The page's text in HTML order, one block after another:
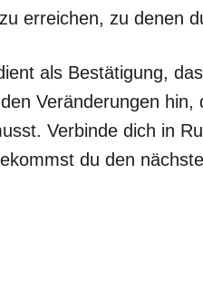
erreichen, zu denen
als Bestätigung,
Veränderungen
Verbinde dich in
du den